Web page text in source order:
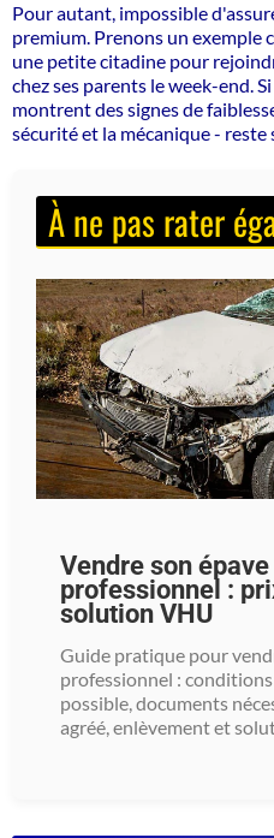
Pour autant, impossible
premium. Prenons un
une petite citadine pour
chez ses parents le week-end.
montrent des signes de
sécurité et la mécanique -
À ne pas rater
Vendre son
professionnel :
solution VHU
Guide pratique pour
professionnel :
possible, documents
agréé, enlèvement et